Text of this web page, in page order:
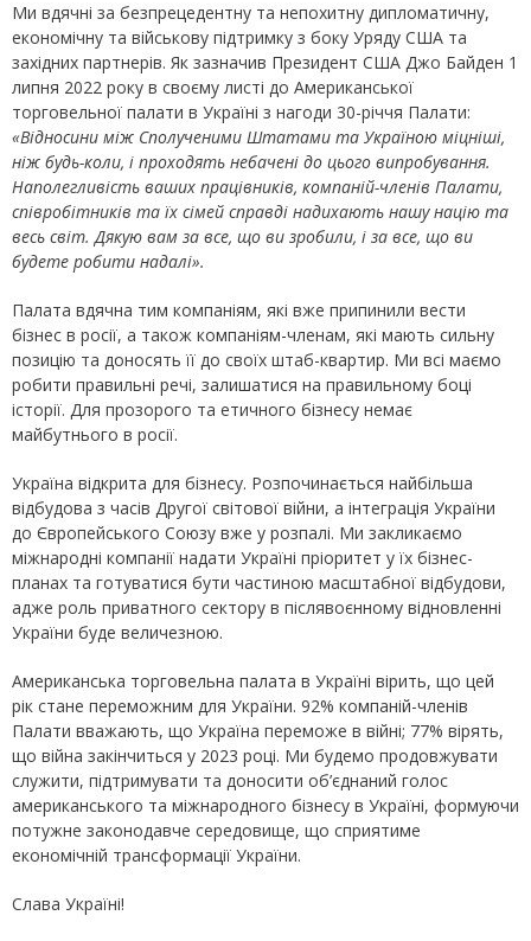
Ми вдячні за безпрецедентну та непохитну дипломатичну,
економічну та військову підтримку з боку Уряду США та
західних партнерів. Як зазначив Президент США Джо Байден 1
липня 2022 року в своєму листі до Американської
торговельної палати в Україні з нагоди 30-річчя Палати:
«Відносини між Сполученими Штатами та Україною міцніші,
ніж будь-коли, і проходять небачені до цього випробування.
Наполегливість ваших працівників, компаній-членів Палати,
співробітників та їх сімей справді надихають нашу націю та
весь світ. Дякую вам за все, що ви зробили, і за все, що ви
будете робити надалі».
Палата вдячна тим компаніям, які вже припинили вести
бізнес в росії, а також компаніям-членам, які мають сильну
позицію та доносять її до своїх штаб-квартир. Ми всі маємо
робити правильні речі, залишатися на правильному боці
історії. Для прозорого та етичного бізнесу немає
майбутнього в росії.
Україна відкрита для бізнесу. Розпочинається найбільша
відбудова з часів Другої світової війни, а інтеграція України
до Європейського Союзу вже у розпалі. Ми закликаємо
міжнародні компанії надати Україні пріоритет у їх бізнес-
планах та готуватися бути частиною масштабної відбудови,
адже роль приватного сектору в післявоєнному відновленні
України буде величезною.
Американська торговельна палата в Україні вірить, що цей
рік стане переможним для України. 92% компаній-членів
Палати вважають, що Україна переможе в війні; 77% вірять,
що війна закінчиться у 2023 році. Ми будемо продовжувати
служити, підтримувати та доносити об’єднаний голос
американського та міжнародного бізнесу в Україні, формуючи
потужне законодавче середовище, що сприятиме
економічній трансформації України.
Слава Україні!